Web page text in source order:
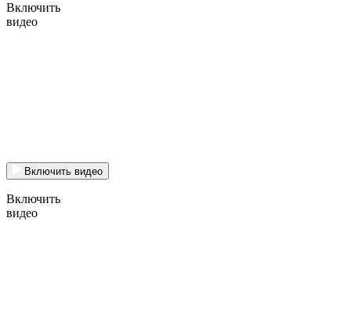
Включить
видео
Включить видео
Включить
видео